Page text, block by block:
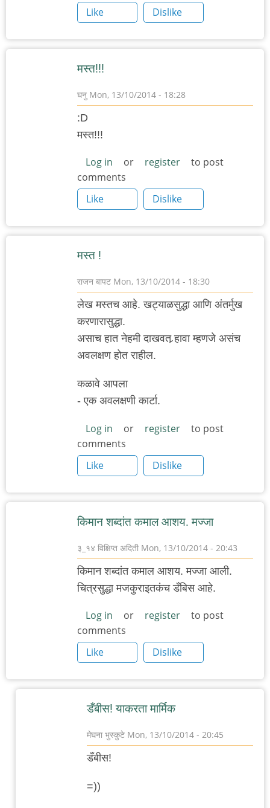
Like Dislike
मस्त!!!
घनु Mon, 13/10/2014 - 18:28
:D
मस्त!!!
Log in or register
to post
comments
Like
Dislike
मस्त !
राजन बापट Mon, 13/10/2014 - 18:30
लेख मस्तच आहे. खट्याळसुद्धा आणि अंतर्मुख
करणारासुद्धा.
असाच हात नेहमी दाखवत र्‍हावा म्हणजे असंच
अवलक्षण होत राहील.
कळावे आपला
- एक अवलक्षणी कार्टा.
Log in or register
to post
comments
Like
Dislike
किमान शब्दांत कमाल आशय. मज्जा
३_१४ विक्षिप्त अदिती Mon, 13/10/2014 - 20:43
किमान शब्दांत कमाल आशय. मज्जा आली.
चित्रसुद्धा मजकुराइतकंच डँबिस आहे.
Log in or register
to post
comments
Like
Dislike
डँबीस! याकरता मार्मिक
मेघना भुस्कुटे Mon, 13/10/2014 - 20:45
In
to
डँबीस!
=))